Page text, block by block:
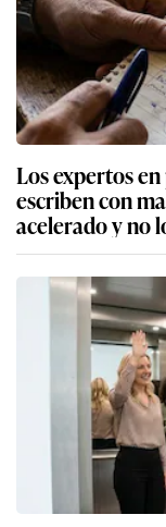
Los expertos
escriben con
acelerado y no